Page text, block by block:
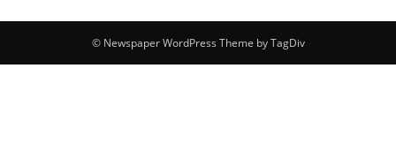
© Newspaper WordPress Theme by TagDiv